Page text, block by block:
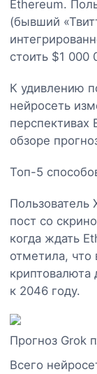
Ethereum.
(бывший
стоить $1 000
К удивлению
нейросеть
перспективах
обзоре
Топ-5
Пользователь
пост со
когда ждать
отметила, что
криптовалюта
к 2046 году.
Прогноз Grok
Всего